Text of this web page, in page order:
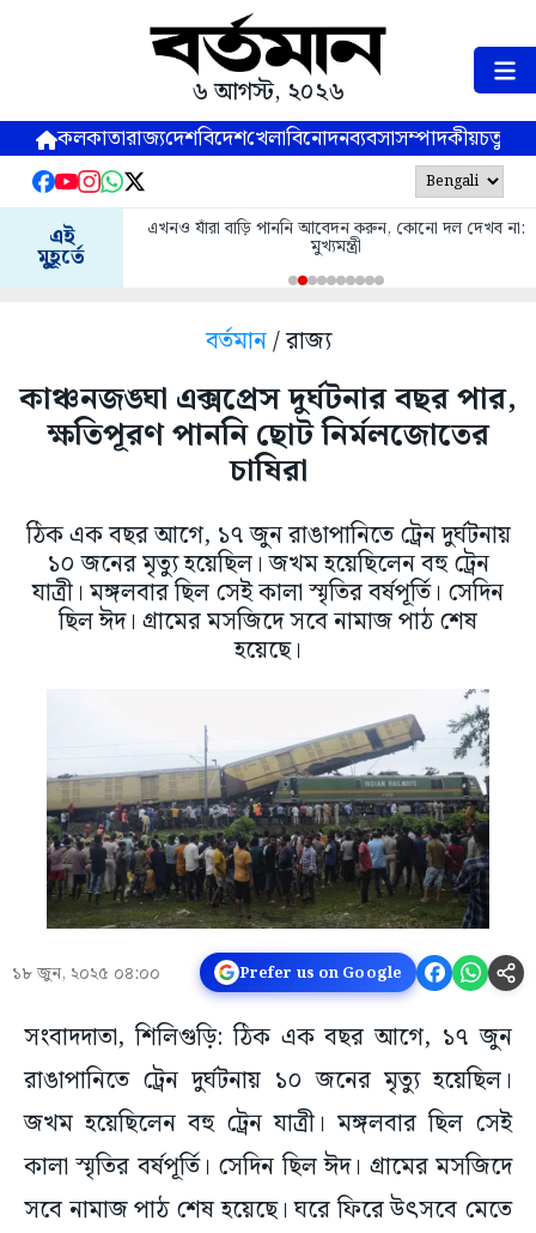
৬ আগস্ট, ২০২৬
কলকাতারাজ্যদেশবিদেশখেলাবিনোদনব্যবসাসম্পাদকীয়
এই
মুহূর্তে
এখনও যাঁরা বাড়ি পাননি আবেদন করুন, কোনো দল দেখব না:
মুখ্যমন্ত্রী
বর্তমান/ রাজ্য
কাঞ্চনজঙ্ঘা এক্সপ্রেস দুর্ঘটনার বছর পার,
ক্ষতিপূরণ পাননি ছোট নির্মলজোতের
চাষিরা
ঠিক এক বছর আগে, ১৭ জুন রাঙাপানিতে ট্রেন দুর্ঘটনায়
১০ জনের মৃত্যু হয়েছিল। জখম হয়েছিলেন বহু ট্রেন
যাত্রী। মঙ্গলবার ছিল সেই কালা স্মৃতির বর্ষপূর্তি। সেদিন
ছিল ঈদ। গ্রামের মসজিদে সবে নামাজ পাঠ শেষ
হয়েছে।
১৮ জুন, ২০২৫ ০৪:০০ Prefer us on Google
সংবাদদাতা, শিলিগুড়ি: ঠিক এক বছর আগে, ১৭ জুন
রাঙাপানিতে ট্রেন দুর্ঘটনায় ১০ জনের মৃত্যু হয়েছিল।
জখম হয়েছিলেন বহু ট্রেন যাত্রী। মঙ্গলবার ছিল সেই
কালা স্মৃতির বর্ষপূর্তি। সেদিন ছিল ঈদ। গ্রামের মসজিদে
সবে নামাজ পাঠ শেষ হয়েছে। ঘরে ফিরে উৎসবে মেতে